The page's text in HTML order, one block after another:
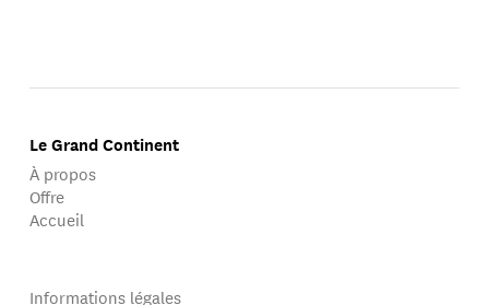
Le Grand Continent
À propos
Offre
Accueil
Informations légales